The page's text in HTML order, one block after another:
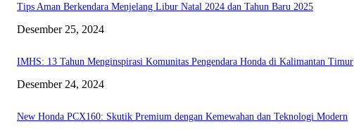
Tips Aman Berkendara Menjelang Libur Natal 2024 dan Tahun Baru 2025
Desember 25, 2024
IMHS: 13 Tahun Menginspirasi Komunitas Pengendara Honda di Kalimantan Timur
Desember 24, 2024
New Honda PCX160: Skutik Premium dengan Kemewahan dan Teknologi Modern